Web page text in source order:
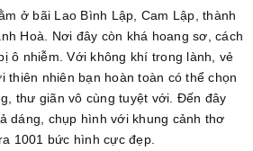
ở bãi Lao Bình Lập, Cam Lập, thành
Hoà. Nơi đây còn khá hoang sơ, cách
ô nhiễm. Với không khí trong lành, vẻ
thiên nhiên bạn hoàn toàn có thể chọn
thư giãn vô cùng tuyệt với. Đến đây
dáng, chụp hình với khung cảnh thơ
1001 bức hình cực đẹp.